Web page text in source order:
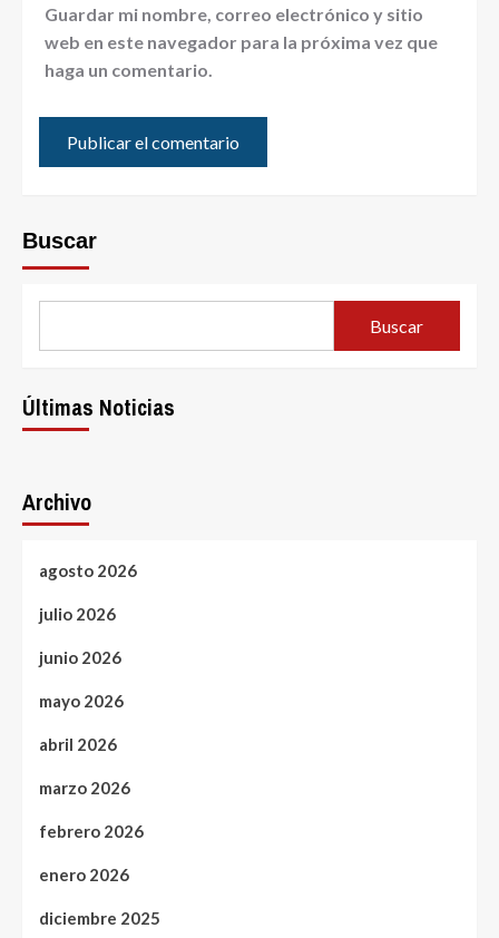
Guardar mi nombre, correo electrónico y sitio
web en este navegador para la próxima vez que
haga un comentario.
Buscar
Buscar
Últimas Noticias
Archivo
agosto 2026
julio 2026
junio 2026
mayo 2026
abril 2026
marzo 2026
febrero 2026
enero 2026
diciembre 2025